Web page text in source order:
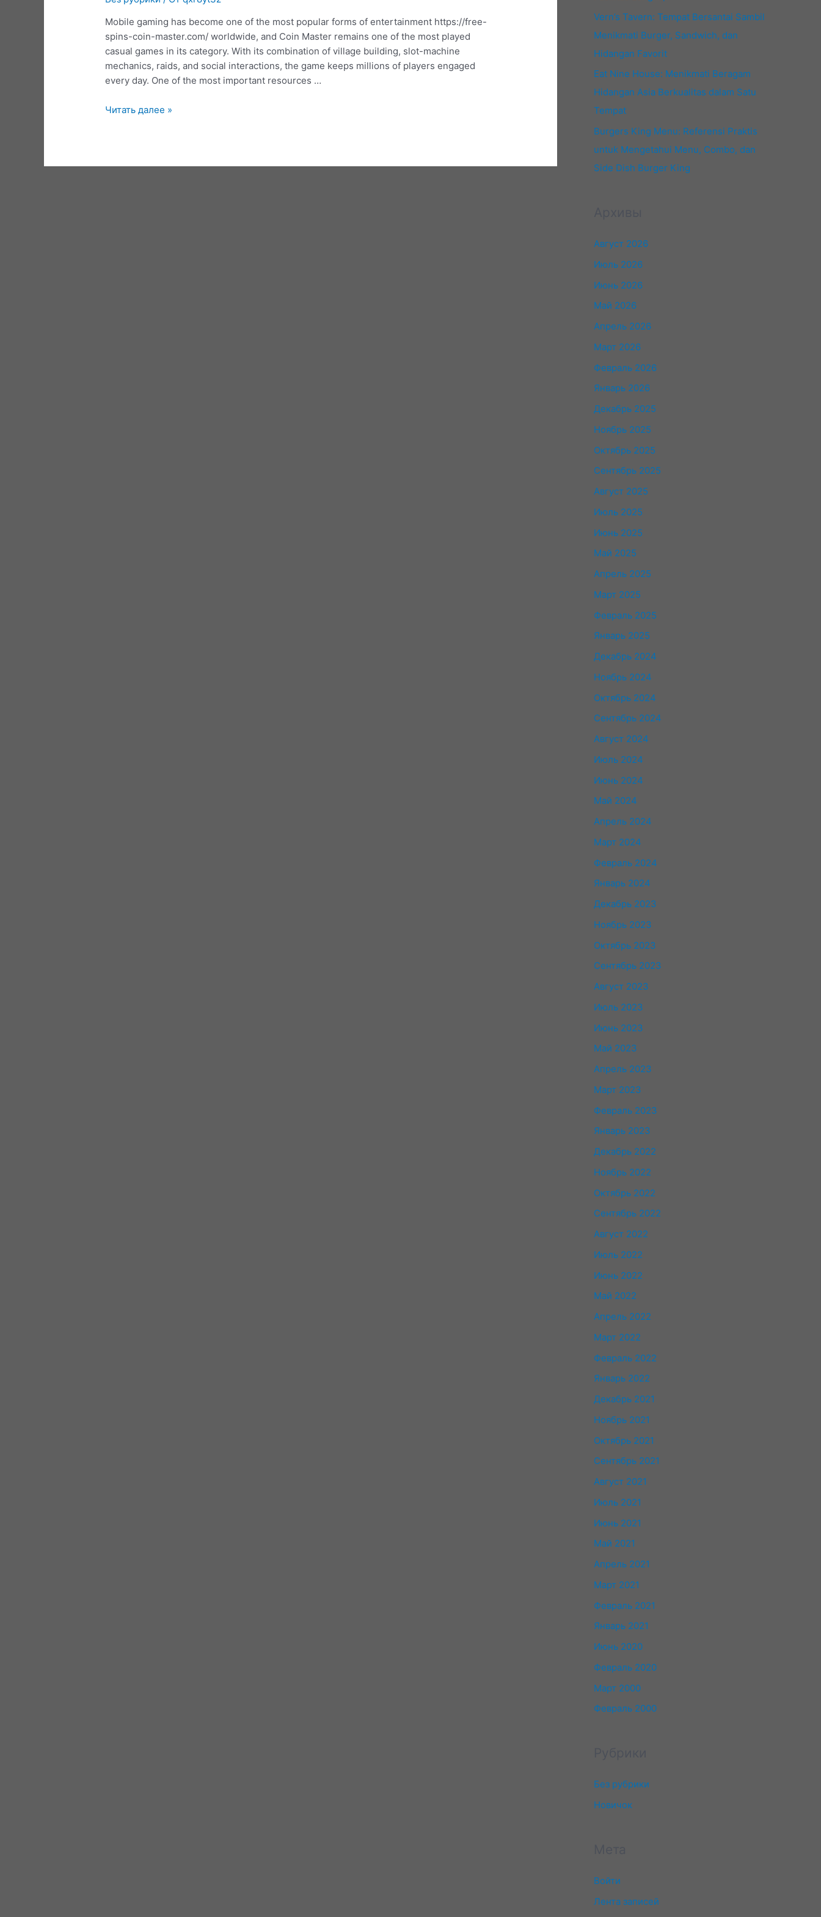
Mobile gaming has become one of the most popular forms of entertainment https://free-
spins-coin-master.com/ worldwide, and Coin Master remains one of the most played
casual games in its category. With its combination of village building, slot-machine
mechanics, raids, and social interactions, the game keeps millions of players engaged
every day. One of the most important resources …
Free
A
Читать далее »
Vern’s Tavern: Tempat Bersantai Sambil
Menikmati Burger, Sandwich, dan
Hidangan Favorit
Eat Nine House: Menikmati Beragam
Hidangan Asia Berkualitas dalam Satu
Tempat
Burgers King Menu: Referensi Praktis
untuk Mengetahui Menu, Combo, dan
Side Dish Burger King
Август 2026
Июль 2026
Июнь 2026
Май 2026
Апрель 2026
Март 2026
Февраль 2026
Январь 2026
Декабрь 2025
Ноябрь 2025
Октябрь 2025
Сентябрь 2025
Август 2025
Июль 2025
Июнь 2025
Май 2025
Апрель 2025
Март 2025
Февраль 2025
Январь 2025
Декабрь 2024
Ноябрь 2024
Октябрь 2024
Сентябрь 2024
Август 2024
Июль 2024
Июнь 2024
Май 2024
Апрель 2024
Март 2024
Февраль 2024
Январь 2024
Декабрь 2023
Ноябрь 2023
Октябрь 2023
Сентябрь 2023
Август 2023
Июль 2023
Июнь 2023
Май 2023
Апрель 2023
Март 2023
Февраль 2023
Январь 2023
Декабрь 2022
Ноябрь 2022
Октябрь 2022
Сентябрь 2022
Август 2022
Июль 2022
Июнь 2022
Май 2022
Апрель 2022
Март 2022
Февраль 2022
Январь 2022
Декабрь 2021
Ноябрь 2021
Октябрь 2021
Сентябрь 2021
Август 2021
Июль 2021
Июнь 2021
Май 2021
Апрель 2021
Март 2021
Февраль 2021
Январь 2021
Июнь 2020
Февраль 2020
Март 2000
Февраль 2000
Без рубрики
Новичок
Войти
Лента записей